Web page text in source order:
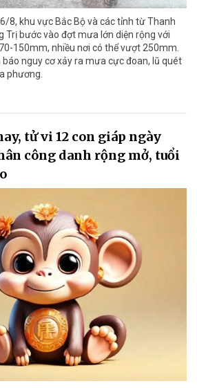
8, khu vực Bắc Bộ và các tỉnh từ Thanh
Trị bước vào đợt mưa lớn diện rộng với
150mm, nhiều nơi có thể vượt 250mm.
nguy cơ xảy ra mưa cực đoan, lũ quét
phương.
tử vi 12 con giáp ngày
công danh rộng mở, tuổi